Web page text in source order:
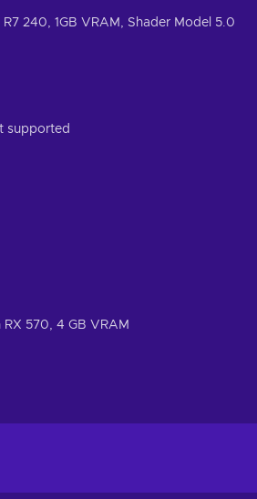
240, 1GB VRAM, Shader Model 5.0
supported
570, 4 GB VRAM